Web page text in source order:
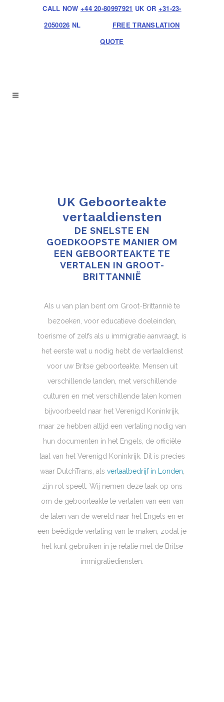
CALL NOW +44 20-80997921 UK OR +31-23-
2050026 NL
FREE TRANSLATION
QUOTE
UK Geboorteakte
vertaaldiensten
DE SNELSTE EN
GOEDKOOPSTE MANIER OM
EEN GEBOORTEAKTE TE
VERTALEN IN GROOT-
BRITTANNIË
Als u van plan bent om Groot-Brittannië te
bezoeken, voor educatieve doeleinden,
toerisme of zelfs als u immigratie aanvraagt, is
het eerste wat u nodig hebt de vertaaldienst
voor uw Britse geboorteakte. Mensen uit
verschillende landen, met verschillende
culturen en met verschillende talen komen
bijvoorbeeld naar het Verenigd Koninkrijk,
maar ze hebben altijd een vertaling nodig van
hun documenten in het Engels, de officiële
taal van het Verenigd Koninkrijk. Dit is precies
waar DutchTrans, als vertaalbedrijf in Londen
zijn rol speelt. Wij nemen deze taak op ons
om de geboorteakte te vertalen van een van
de talen van de wereld naar het Engels en er
een beëdigde vertaling van te maken, zodat je
het kunt gebruiken in je relatie met de Britse
immigratiediensten.